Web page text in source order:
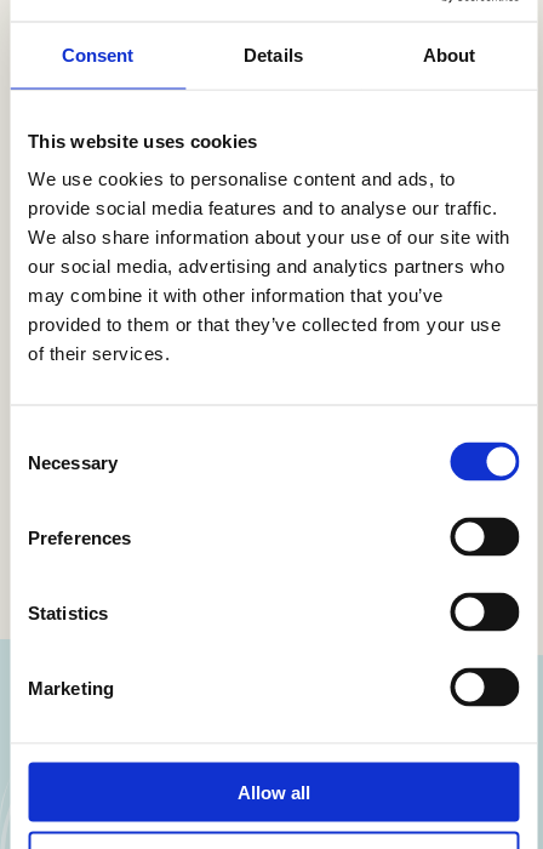
Consent Details About
This website uses cookies
We use cookies to personalise content and ads, to
provide social media features and to analyse our traffic.
We also share information about your use of our site with
our social media, advertising and analytics partners who
may combine it with other information that you’ve
provided to them or that they’ve collected from your use
of their services.
Selection
Necessary
Preferences
Statistics
Marketing
Allow all
Moeilijk in te zamelen afval halen we financieel efficiënt op.
Daarmee vervangen we een groot volume aan virgin
economie.
Bekijk alle cases